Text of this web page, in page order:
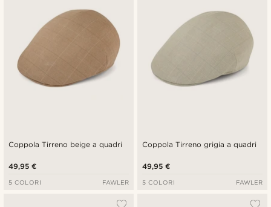
Coppola Tirreno beige a quadri
49,95 €
5 COLORI FAWLER
Coppola Tirreno grigia a quadri
49,95 €
5 COLORI FAWLER